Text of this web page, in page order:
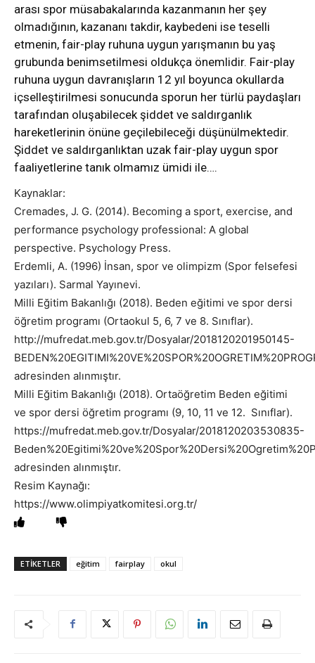
arası spor müsabakalarında kazanmanın her şey
olmadığının, kazananı takdir, kaybedeni ise teselli
etmenin, fair-play ruhuna uygun yarışmanın bu yaş
grubunda benimsetilmesi oldukça önemlidir. Fair-play
ruhuna uygun davranışların 12 yıl boyunca okullarda
içselleştirilmesi sonucunda sporun her türlü paydaşları
tarafından oluşabilecek şiddet ve saldırganlık
hareketlerinin önüne geçilebileceği düşünülmektedir.
Şiddet ve saldırganlıktan uzak fair-play uygun spor
faaliyetlerine tanık olmamız ümidi ile….
Kaynaklar:
Cremades, J. G. (2014). Becoming a sport, exercise, and
performance psychology professional: A global
perspective. Psychology Press.
Erdemli, A. (1996) İnsan, spor ve olimpizm (Spor felsefesi
yazıları). Sarmal Yayınevi.
Milli Eğitim Bakanlığı (2018). Beden eğitimi ve spor dersi
öğretim programı (Ortaokul 5, 6, 7 ve 8. Sınıflar).
http://mufredat.meb.gov.tr/Dosyalar/2018120201950145-
adresinden alınmıştır.
Milli Eğitim Bakanlığı (2018). Ortaöğretim Beden eğitimi
ve spor dersi öğretim programı (9, 10, 11 ve 12. Sınıflar).
https://mufredat.meb.gov.tr/Dosyalar/2018120203530835-
adresinden alınmıştır.
Resim Kaynağı:
https://www.olimpiyatkomitesi.org.tr/
ETIKETLER eğitim fairplay okul